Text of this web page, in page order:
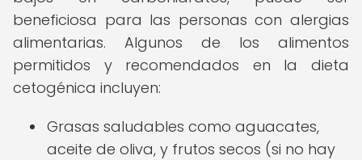
beneficiosa para las personas con alergias
alimentarias. Algunos de los alimentos
permitidos y recomendados en la dieta
cetogénica incluyen:
Grasas saludables como aguacates,
aceite de oliva, y frutos secos (si no hay